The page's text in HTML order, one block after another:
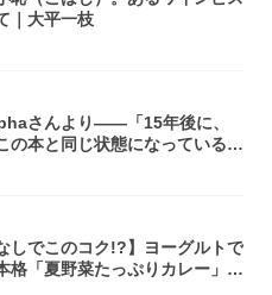
｜大平一枝
さんより――「15年後に、
の本と同じ状態になっている自
しでこのコク!?】ヨーグルトで
格「夏野菜たっぷりカレー」作